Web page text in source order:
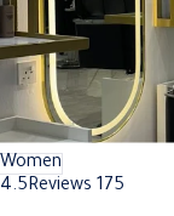
Women
4.5Reviews 175